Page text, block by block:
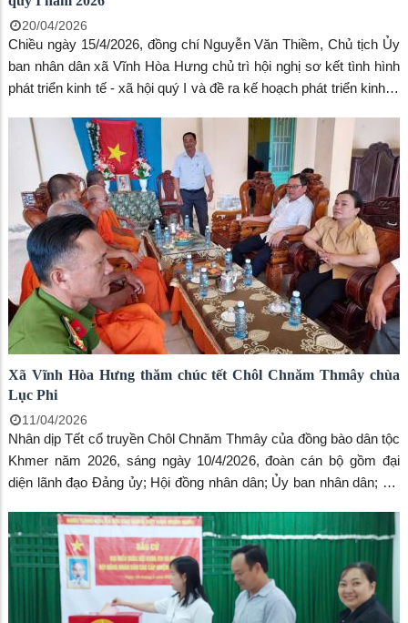
20/04/2026
Chiều ngày 15/4/2026, đồng chí Nguyễn Văn Thiềm, Chủ tịch Ủy
ban nhân dân xã Vĩnh Hòa Hưng chủ trì hội nghị sơ kết tình hình
phát triển kinh tế - xã hội quý I và đề ra kế hoạch phát triển kinh tế
Hơn, Bí thư Đảng ủy, Chủ tịch Hội đồng nhân dân xã; các đồng
chí đại diện Thường trực HĐND xã; lãnh đạo Ủy ban nhân dân
xã; Đại diện Thường trực UBMTTQVN xã và các tổ chức chính
trị - xã hội xã; lãnh đạo các phòng, ban, ngành, đơn vị sự nghiệp
thuộc UBND xã; các đồng chí Phó trưởng Ban Kinh tế - Ngân
sách, Phó trưởng Ban Văn hóa – Xã hội HĐND xã; Trưởng 23 ấp
trên địa bàn xã.
Xã Vĩnh Hòa Hưng thăm chúc tết Chôl Chnăm Thmây chùa
Lục Phi
11/04/2026
Nhân dịp Tết cổ truyền Chôl Chnăm Thmây của đồng bào dân tộc
Khmer năm 2026, sáng ngày 10/4/2026, đoàn cán bộ gồm đại
diện lãnh đạo Đảng ủy; Hội đồng nhân dân; Ủy ban nhân dân; Ủy
đơn vị trực thuộc UBND xã Vĩnh Hòa Hưng, do đồng chí Lê Văn
Triều, Phó Bí thư thường trực Đảng ủy xã làm trưởng đoàn đến
thăm, tặng 12 phần quà, chúc mừng tết Chôl Chnăm Thmây cho
chùa Lục Phi, mẹ Việt Nam anh hùng và người có uy tín trong
đồng bào Khmer trên địa bàn xã.